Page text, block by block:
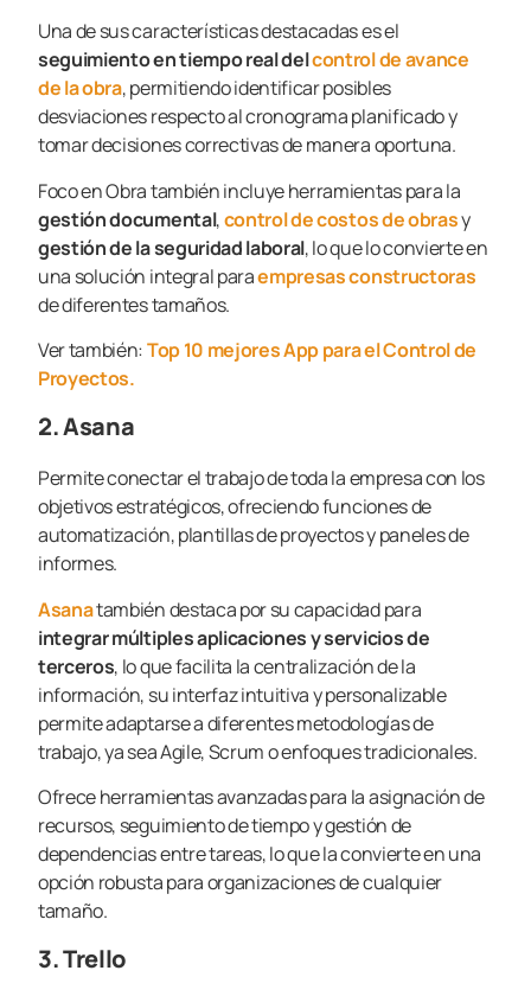
Una de sus características destacadas es el
seguimiento en tiempo real delcontrol de avance
de la obra, permitiendo identificar posibles
desviaciones respecto al cronograma planificado y
tomar decisiones correctivas de manera oportuna.
Foco en Obra también incluye herramientas para la
gestión documental,control de costos de obrasy
gestión de la seguridad laboral, lo que lo convierte en
una solución integral paraempresas constructoras
de diferentes tamaños.
Ver también:Top 10 mejores App para el Control de
Proyectos.
2. Asana
Permite conectar el trabajo de toda la empresa con los
objetivos estratégicos, ofreciendo funciones de
automatización, plantillas de proyectos y paneles de
informes.
Asanatambién destaca por su capacidad para
integrar múltiples aplicaciones y servicios de
terceros, lo que facilita la centralización de la
información, su interfaz intuitiva y personalizable
permite adaptarse a diferentes metodologías de
trabajo, ya sea Agile, Scrum o enfoques tradicionales.
Ofrece herramientas avanzadas para la asignación de
recursos, seguimiento de tiempo y gestión de
dependencias entre tareas, lo que la convierte en una
opción robusta para organizaciones de cualquier
tamaño.
3. Trello